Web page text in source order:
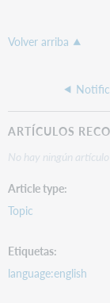
Volver arriba
ARTÍCULOS
No hay ningún
Article type
Topic
Etiquetas
language:english